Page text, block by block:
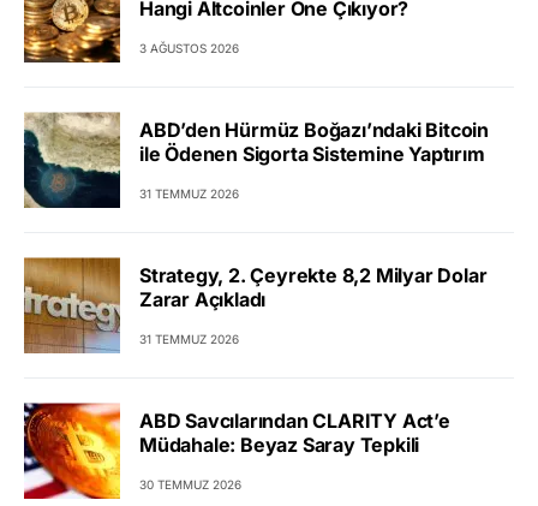
Hangi Altcoinler Öne Çıkıyor?
3 AĞUSTOS 2026
ABD’den Hürmüz Boğazı’ndaki Bitcoin
ile Ödenen Sigorta Sistemine Yaptırım
31 TEMMUZ 2026
Strategy, 2. Çeyrekte 8,2 Milyar Dolar
Zarar Açıkladı
31 TEMMUZ 2026
ABD Savcılarından CLARITY Act’e
Müdahale: Beyaz Saray Tepkili
30 TEMMUZ 2026